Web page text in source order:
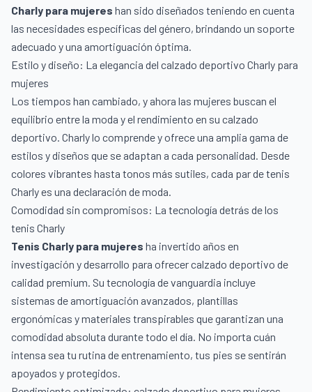
Charly para mujeres han sido diseñados teniendo en cuenta
las necesidades específicas del género, brindando un soporte
adecuado y una amortiguación óptima.
Estilo y diseño: La elegancia del calzado deportivo Charly para
mujeres
Los tiempos han cambiado, y ahora las mujeres buscan el
equilibrio entre la moda y el rendimiento en su calzado
deportivo. Charly lo comprende y ofrece una amplia gama de
estilos y diseños que se adaptan a cada personalidad. Desde
colores vibrantes hasta tonos más sutiles, cada par de tenis
Charly es una declaración de moda.
Comodidad sin compromisos: La tecnología detrás de los
tenis Charly
Tenis Charly para mujeres ha invertido años en
investigación y desarrollo para ofrecer calzado deportivo de
calidad premium. Su tecnología de vanguardia incluye
sistemas de amortiguación avanzados, plantillas
ergonómicas y materiales transpirables que garantizan una
comodidad absoluta durante todo el día. No importa cuán
intensa sea tu rutina de entrenamiento, tus pies se sentirán
apoyados y protegidos.